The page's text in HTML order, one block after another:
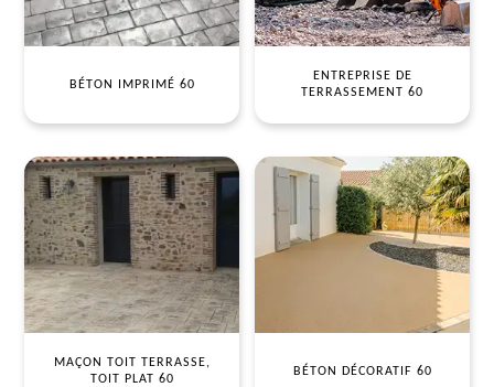
BÉTON IMPRIMÉ 60
ENTREPRISE DE
TERRASSEMENT 60
MAÇON TOIT TERRASSE,
TOIT PLAT 60
BÉTON DÉCORATIF 60